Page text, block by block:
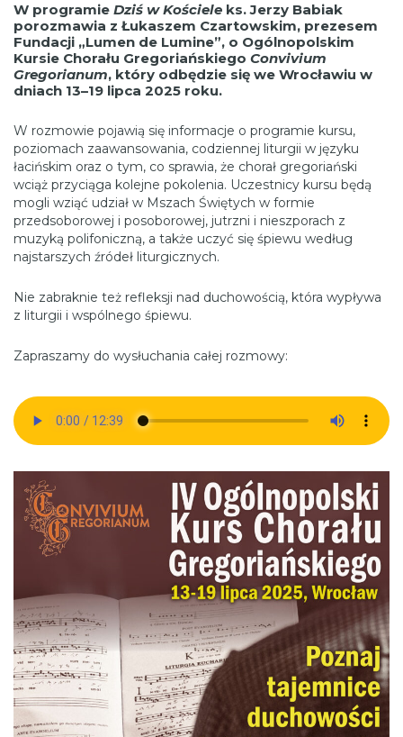
W programie Dziś w Kościele ks. Jerzy Babiak
porozmawia z Łukaszem Czartowskim, prezesem
Fundacji „Lumen de Lumine”, o Ogólnopolskim
Kursie Chorału Gregoriańskiego Convivium
Gregorianum, który odbędzie się we Wrocławiu w
dniach 13–19 lipca 2025 roku.
W rozmowie pojawią się informacje o programie kursu,
poziomach zaawansowania, codziennej liturgii w języku
łacińskim oraz o tym, co sprawia, że chorał gregoriański
wciąż przyciąga kolejne pokolenia. Uczestnicy kursu będą
mogli wziąć udział w Mszach Świętych w formie
przedsoborowej i posoborowej, jutrzni i nieszporach z
muzyką polifoniczną, a także uczyć się śpiewu według
najstarszych źródeł liturgicznych.
Nie zabraknie też refleksji nad duchowością, która wypływa
z liturgii i wspólnego śpiewu.
Zapraszamy do wysłuchania całej rozmowy: